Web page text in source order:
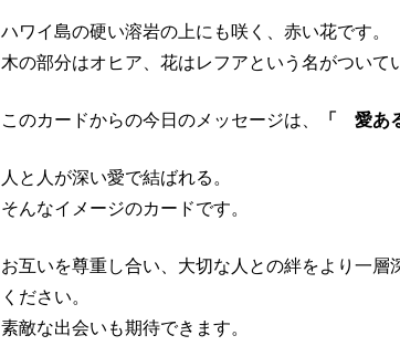
ハワイ島の硬い溶岩の上にも咲く、赤い花です。
木の部分はオヒア、花はレフアという名がついて
このカードからの今日のメッセージは、 「 愛
人と人が深い愛で結ばれる。
そんなイメージのカードです。
お互いを尊重し合い、大切な人との絆をより一
ください。
素敵な出会いも期待できます。